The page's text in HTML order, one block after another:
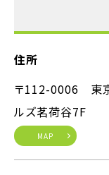
住所
〒112-0006 東
ルズ茗荷谷7F
MAP